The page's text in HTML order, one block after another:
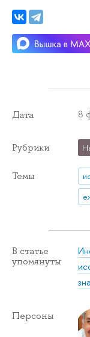
Дата 8
Рубрики
Темы
В статье
упомянуты
Персоны